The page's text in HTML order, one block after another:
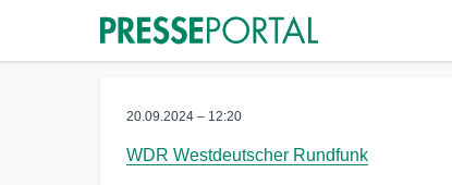
20.09.2024 – 12:20
WDR Westdeutscher Rundfunk